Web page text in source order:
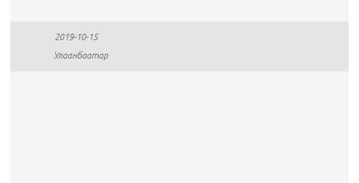
2019-10-15
Улаанбаатар